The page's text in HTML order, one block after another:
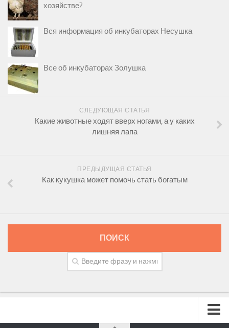
хозяйстве?
Вся информация об инкубаторах Несушка
Все об инкубаторах Золушка
СЛЕДУЮЩАЯ СТАТЬЯ
Какие животные ходят вверх ногами, а у каких
лишняя лапа
ПРЕДЫДУЩАЯ СТАТЬЯ
Как кукушка может помочь стать богатым
ПОИСК